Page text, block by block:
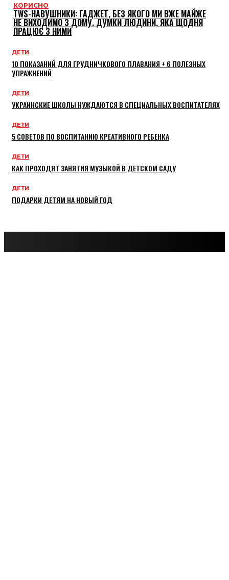
КОРИСНО
TWS-НАВУШНИКИ: ГАДЖЕТ, БЕЗ ЯКОГО МИ ВЖЕ МАЙЖЕ
НЕ ВИХОДИМО З ДОМУ. ДУМКИ ЛЮДИНИ, ЯКА ЩОДНЯ
ПРАЦЮЄ З НИМИ
ДЕТИ
10 ПОКАЗАНИЙ ДЛЯ ГРУДНИЧКОВОГО ПЛАВАНИЯ + 6 ПОЛЕЗНЫХ
УПРАЖНЕНИЙ
ДЕТИ
УКРАИНСКИЕ ШКОЛЫ НУЖДАЮТСЯ В СПЕЦИАЛЬНЫХ ВОСПИТАТЕЛЯХ
ДЕТИ
5 СОВЕТОВ ПО ВОСПИТАНИЮ КРЕАТИВНОГО РЕБЕНКА
ДЕТИ
КАК ПРОХОДЯТ ЗАНЯТИЯ МУЗЫКОЙ В ДЕТСКОМ САДУ
ДЕТИ
ПОДАРКИ ДЕТЯМ НА НОВЫЙ ГОД